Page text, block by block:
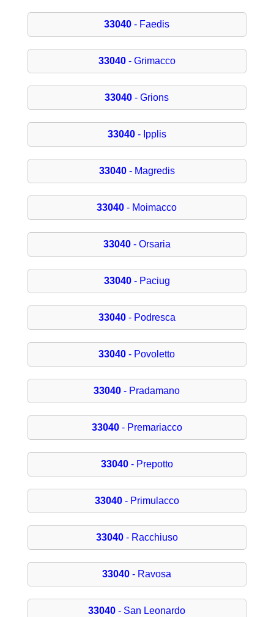
33040 - Faedis
33040- Grimacco
33040 - Grions
33040- Ipplis
33040- Magredis
33040 - Moimacco
33040- Orsaria
33040- Paciug
33040- Podresca
33040 - Povoletto
33040 - Pradamano
33040- Premariacco
33040- Prepotto
33040- Primulacco
33040- Racchiuso
33040 - Ravosa
33040 - San Leonardo